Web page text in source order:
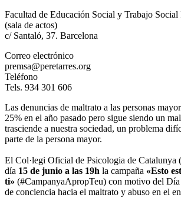
Facultad de Educación Social y Trabajo Social
(sala de actos)
c/ Santaló, 37. Barcelona
Correo electrónico
premsa@peretarres.org
Teléfono
Tels. 934 301 606
Las denuncias de maltrato a las personas
25% en el año pasado pero sigue siendo un
trasciende a nuestra sociedad, un problema
parte de la persona mayor.
El Col·legi Oficial de Psicologia de Catalunya
día 15 de junio a las 19h la campaña «Esto
ti» (#CampanyaApropTeu) con motivo del
de conciencia hacia el maltrato y abuso en el